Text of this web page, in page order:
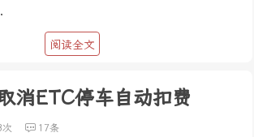
阅读全文
消ETC停车自动扣费
次 17条